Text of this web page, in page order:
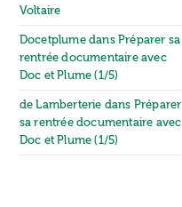
Voltaire
Docetplumedans Préparer sa
rentrée documentaire avec
Doc et Plume (1/5)
de Lamberterie dans Préparer
sa rentrée documentaire avec
Doc et Plume (1/5)